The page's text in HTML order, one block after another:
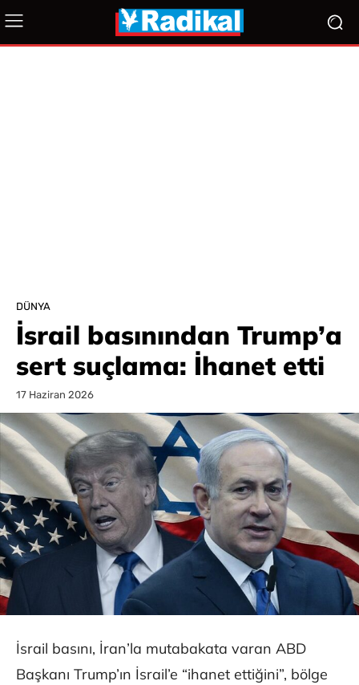
DÜNYA
İsrail basınından Trump’a
sert suçlama: İhanet etti
17 Haziran 2026
İsrail basını, İran’la mutabakata varan ABD
Başkanı Trump’ın İsrail’e “ihanet ettiğini”, bölge